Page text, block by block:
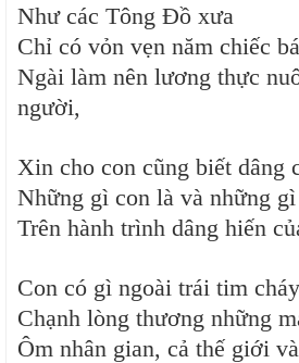
Như các Tông Đồ xưa
Chỉ có vỏn vẹn năm chiếc
Ngài làm nên lương thực
người,
Xin cho con cũng biết dâng
Những gì con là và những
Trên hành trình dâng hiến
Con có gì ngoài trái tim
Chạnh lòng thương những
Ôm nhân gian, cả thế giới